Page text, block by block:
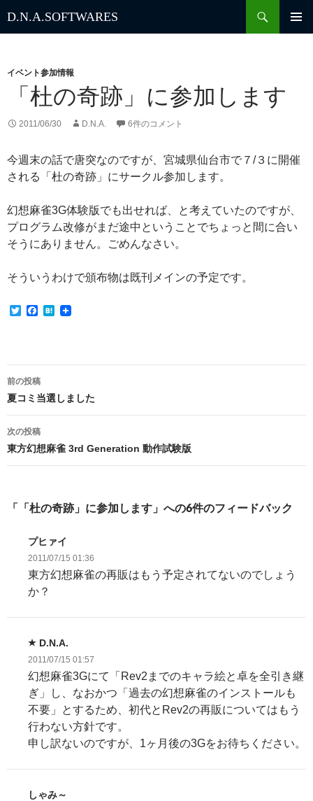
D.N.A.SOFTWARES
索
ン
キ
プ
イベント参加情報
「杜の奇跡」に参加します
2011/06/30 D.N.A. 6件のコメント
今週末の話で唐突なのですが、宮城県仙台市で７/３に開催
される「杜の奇跡」にサークル参加します。
幻想麻雀3G体験版でも出せれば、と考えていたのですが、
プログラム改修がまだ途中ということでちょっと間に合い
そうにありません。ごめんなさい。
そういうわけで頒布物は既刊メインの予定です。
T
e
r
F
o
o
k
H
a
投
稿
ナ
ビ
ー
前の投稿
夏コミ当選しました
次の投稿
東方幻想麻雀 3rd Generation 動作試験版
「「杜の奇跡」に参加します」への6件のフィードバック
プヒァイ
2011/07/15 01:36
東方幻想麻雀の再販はもう予定されてないのでしょう
か？
D.N.A.
2011/07/15 01:57
幻想麻雀3Gにて「Rev2までのキャラ絵と卓を全引き継
ぎ」し、なおかつ「過去の幻想麻雀のインストールも
不要」とするため、初代とRev2の再販についてはもう
行わない方針です。
申し訳ないのですが、1ヶ月後の3Gをお待ちください。
しゃみ～